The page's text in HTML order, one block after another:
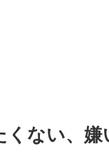
くない、